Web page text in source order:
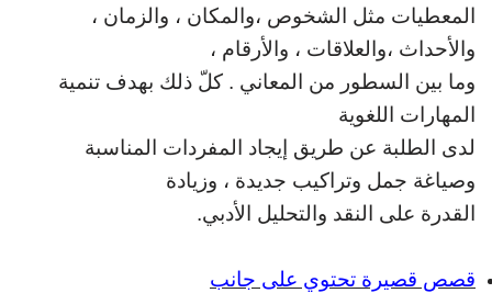
المعطيات مثل الشخوص ،والمكان ، والزمان ،
والأحداث ،والعلاقات ، والأرقام ،
وما بين السطور من المعاني . كلّ ذلك بهدف تنمية
المهارات اللغوية
لدى الطلبة عن طريق إيجاد المفردات المناسبة
وصياغة جمل وتراكيب جديدة ، وزيادة
القدرة على النقد والتحليل الأدبي.
قصص قصيرة تحتوي على جانب